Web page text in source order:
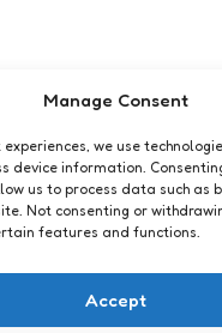
Manage Consent
we use
device information.
us to process data such as
Not consenting or
features and functions.
Accept
my newsletter!